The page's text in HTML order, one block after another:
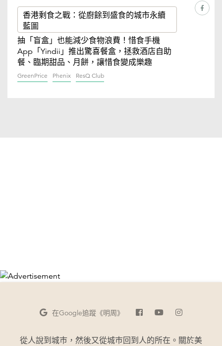
香港剩食之戰：從廚餘到盛食的城市永續
藍圖
抽「盲盒」也能減少食物浪費！惜食手機
App「Yindii」推出驚喜餐盒，拯救酒店自助
餐、臨期甜品、月餅，讓惜食變成樂趣
GreenPrice Phenix ResQ Club
在Google追蹤《明周》
從人說到城巿，然後又從城巿回到人的所在。關於美